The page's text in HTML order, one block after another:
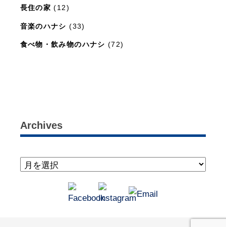
長住の家 (12)
音楽のハナシ (33)
食べ物・飲み物のハナシ (72)
Archives